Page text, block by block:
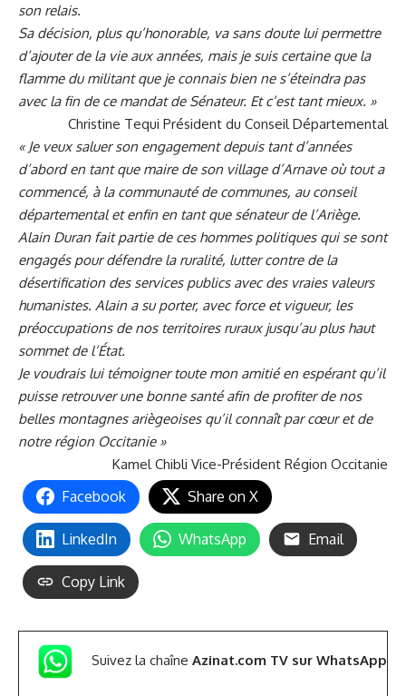
son relais.
Sa décision, plus qu’honorable, va sans doute lui permettre
d’ajouter de la vie aux années, mais je suis certaine que la
flamme du militant que je connais bien ne s’éteindra pas
avec la fin de ce mandat de Sénateur. Et c’est tant mieux. »
Christine Tequi Président du Conseil Départemental
« Je veux saluer son engagement depuis tant d’années
d’abord en tant que maire de son village d’Arnave où tout a
commencé, à la communauté de communes, au conseil
départemental et enfin en tant que sénateur de l’Ariège.
Alain Duran fait partie de ces hommes politiques qui se sont
engagés pour défendre la ruralité, lutter contre de la
désertification des services publics avec des vraies valeurs
humanistes. Alain a su porter, avec force et vigueur, les
préoccupations de nos territoires ruraux jusqu’au plus haut
sommet de l’État.
Je voudrais lui témoigner toute mon amitié en espérant qu’il
puisse retrouver une bonne santé afin de profiter de nos
belles montagnes ariègeoises qu’il connaît par cœur et de
notre région Occitanie »
Kamel Chibli Vice-Président Région Occitanie
Facebook Share on X
LinkedIn WhatsApp Email
Copy Link
Suivez la chaîne Azinat.com TV sur WhatsApp